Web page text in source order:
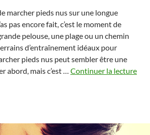
marcher pieds nus sur une longue
pas encore fait, c’est le moment de
pelouse, une plage ou un chemin
d’entraînement idéaux pour
pieds nus peut sembler être une
abord, mais c’est … Continuer la lecture